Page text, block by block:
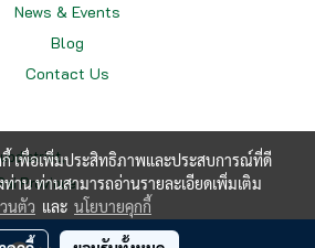
News & Events
Blog
Contact Us
Province
กี้ เพื่อเพิ่มประสิทธิภาพและประสบการณ์ที่ดี
ท่าน ท่านสามารถอ่านรายละเอียดเพิ่มเติม
นตัว และ นโยบายคุกกี้